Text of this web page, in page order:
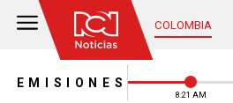
COLOMBIA
EMISIONES
8:21 AM